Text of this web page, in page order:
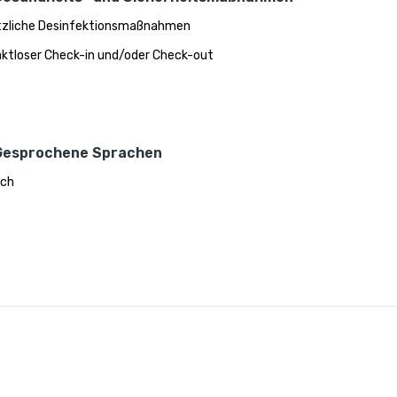
Desinfektionsmaßnahmen
Check-in und/oder Check-out
Sprachen